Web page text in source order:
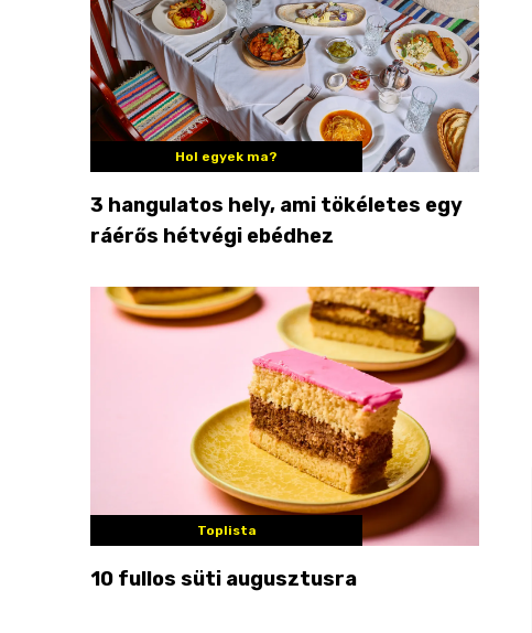
Hol egyek ma?
3 hangulatos hely, ami tökéletes egy
ráérős hétvégi ebédhez
Toplista
10 fullos süti augusztusra